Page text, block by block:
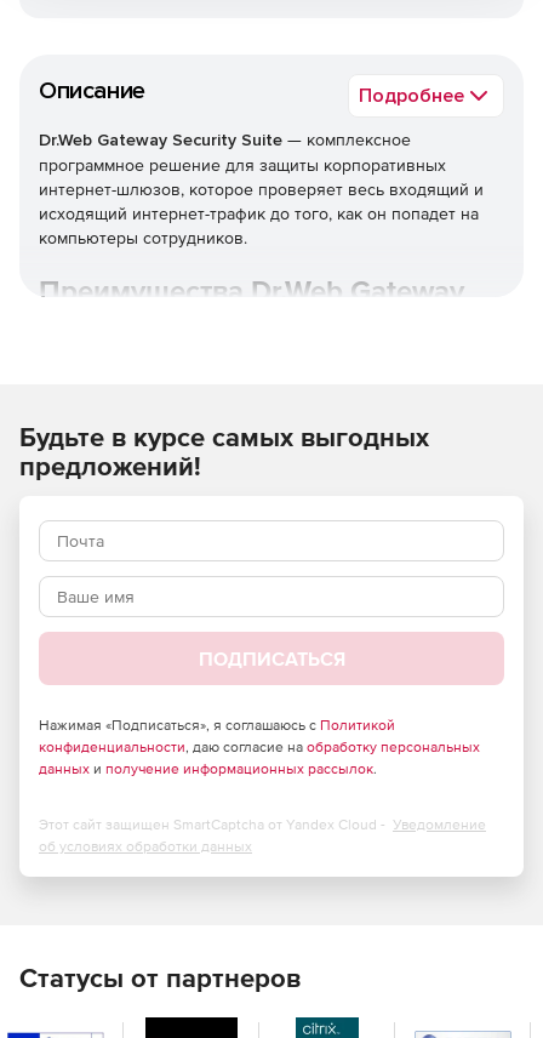
Описание Подробнее
Dr.Web Gateway Security Suite — комплексное
программное решение для защиты корпоративных
интернет-шлюзов, которое проверяет весь входящий и
исходящий интернет-трафик до того, как он попадет на
компьютеры сотрудников.
Преимущества Dr.Web Gateway
Доставка только безопасного контента внутрь
защищаемой сети.
Действенная очистка информационного потока на
уровне промежуточного узла проверки —
практически без потери быстродействия при
Эффективное противодействие проникновению
вредоносных программ любого типа.
Способность обрабатывать гигантские массивы
Значительное снижение затрат на использование
сети Интернет.
сторонние службы проверки (ICAP-протокол), со всеми
Будьте в курсе самых выгодных
предложений!
ПОДПИСАТЬСЯ
Нажимая «Подписаться», я соглашаюсь с Политикой
конфиденциальности, даю согласие на обработку персональных
данных и получение информационных рассылок.
Этот сайт защищен SmartCaptcha от Yandex Cloud - Уведомление
об условиях обработки данных
Статусы от партнеров